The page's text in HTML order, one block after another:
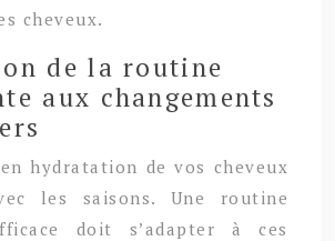
cheveux.
de la routine
aux changements
hydratation de vos cheveux
les saisons. Une routine
doit s’adapter à ces